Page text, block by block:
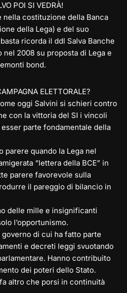
POI SI VEDRÀ!
nella costituzione della Banca
della Lega) e del suo
ricorda il ddl Salva Banche
nel 2008 su proposta di Lega e
bond.
ELETTORALE?
oggi Salvini si schieri contro
con la vittoria del SI i vincoli
parte fondamentale della
parere quando la Lega nel
“lettera della BCE” in
parere favorevole sulla
il pareggio di bilancio in
delle mille e insignificanti
l’opportunismo.
di cui ha fatto parte
e decreti leggi svuotando
Hanno contribuito
dei poteri dello Stato.
altro che porsi in continuità